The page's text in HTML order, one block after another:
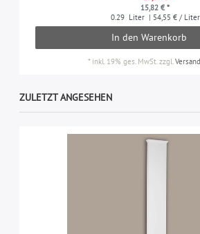
15,82 € *
0.29 Liter | 54,55 € / Liter
In den Warenkorb
* inkl. 19% ges. MwSt. zzgl.
ZULETZT ANGESEHEN